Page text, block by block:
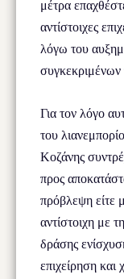
μέτρα
αντίστοιχες
λόγω του
συγκεκριμένων
Για τον λόγο
του
Κοζάνης
προς
πρόβλεψη είτε
αντίστοιχη με
δράσης
επιχείρηση